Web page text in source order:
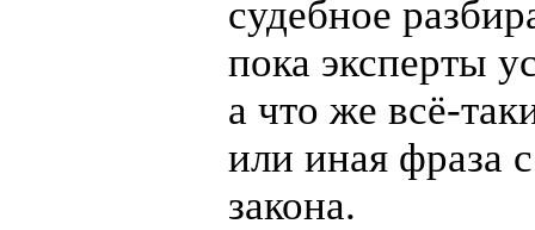
судебное
пока эксперты
а что же всё-
или иная фраза
закона.